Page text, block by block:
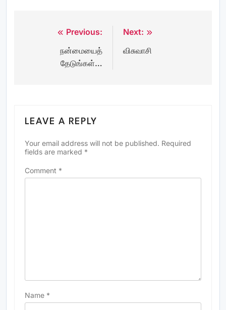
navigation
Previous:
நன்மையைத்
தேடுங்கள்…
Next:
விசுவாசி
LEAVE A REPLY
Your email address will not be published. Required
fields are marked *
Comment *
Name *